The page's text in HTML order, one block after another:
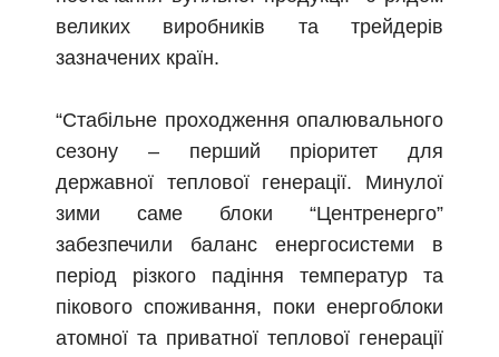
великих виробників та трейдерів
зазначених країн.
“Стабільне проходження опалювального
сезону – перший пріоритет для
державної теплової генерації. Минулої
зими саме блоки “Центренерго”
забезпечили баланс енергосистеми в
період різкого падіння температур та
пікового споживання, поки енергоблоки
атомної та приватної теплової генерації